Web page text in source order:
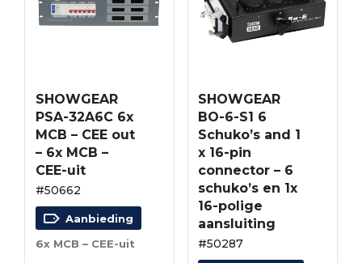
SHOWGEAR
PSA-32A6C 6x
MCB – CEE out
– 6x MCB –
CEE-uit
#50662
Aanbieding
6x MCB – CEE-uit
SHOWGEAR
BO-6-S1 6
Schuko’s and 1
x 16-pin
connector – 6
schuko’s en 1x
16-polige
aansluiting
#50287